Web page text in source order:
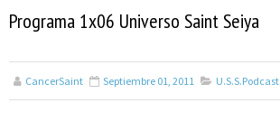
Programa 1x06 Universo Saint Seiya
CancerSaint Septiembre 01, 2011 U.S.S.Podcast